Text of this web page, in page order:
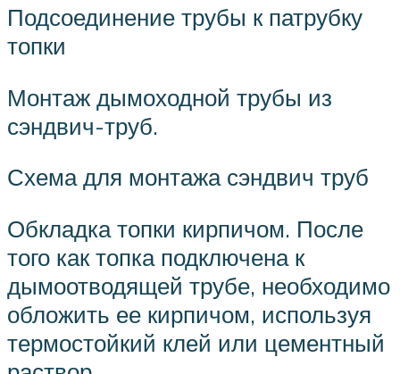
Подсоединение трубы к патрубку
топки
Монтаж дымоходной трубы из
сэндвич-труб.
Схема для монтажа сэндвич труб
Обкладка топки кирпичом. После
того как топка подключена к
дымоотводящей трубе, необходимо
обложить ее кирпичом, используя
термостойкий клей или цементный